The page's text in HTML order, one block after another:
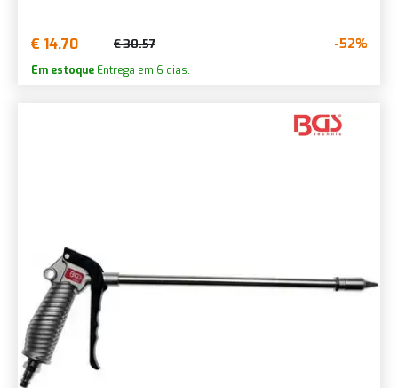
€ 14.70 € 30.57 -52%
Em estoque Entrega em 6 dias.